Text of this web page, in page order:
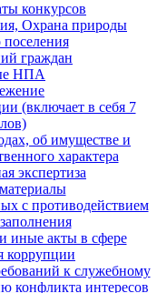
конкурсов
Охрана природы
поселения
граждан
НПА
(включает в себя 7
об имуществе и
характера
экспертиза
с противодействием
иные акты в сфере
коррупции
к служебному
конфликта интересов